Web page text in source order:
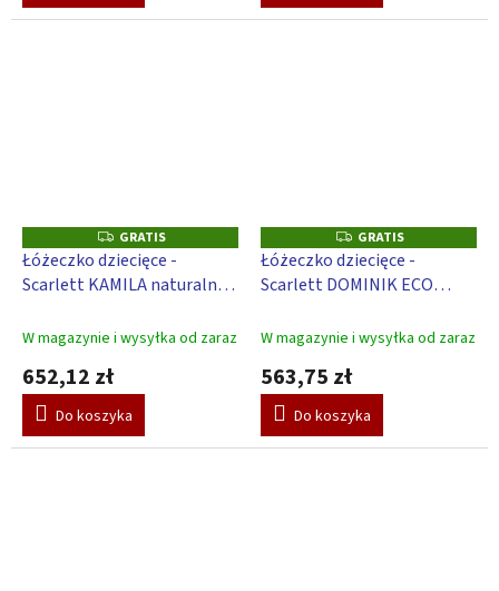
G
R
A
T
GRATIS
Łóżeczko dziecięce -
Scarlett KAMILA naturalny
opuszczanym bokiem - 120
W magazynie i wysyłka od zaraz
652,12 zł
Do koszyka
G
R
A
T
GRATIS
Łóżeczko dziecięce -
Scarlett DOMINIK ECO
bokiem - 120 x 60 cm
W magazynie i wysyłka od zaraz
563,75 zł
Do koszyka